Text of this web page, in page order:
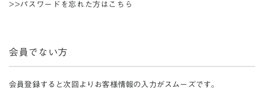
>>パスワードを忘れた方はこちら
会員でない方
会員登録すると次回よりお客様情報の入力がスムーズです。